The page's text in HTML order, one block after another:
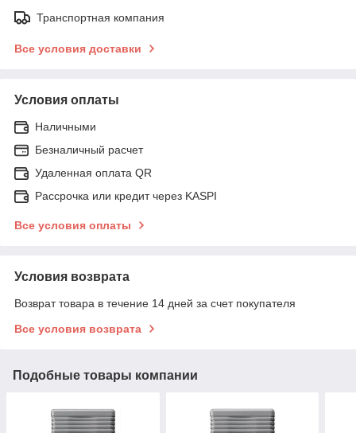
Транспортная компания
Все условия доставки
Условия оплаты
Наличными
Безналичный расчет
Удаленная оплата QR
Рассрочка или кредит через KASPI
Все условия оплаты
Условия возврата
Возврат товара в течение 14 дней за счет покупателя
Все условия возврата
Подобные товары компании